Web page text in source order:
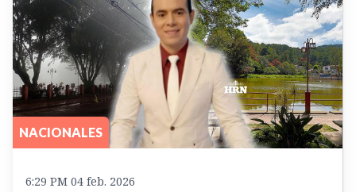
NACIONALES
6:29 PM 04 feb. 2026